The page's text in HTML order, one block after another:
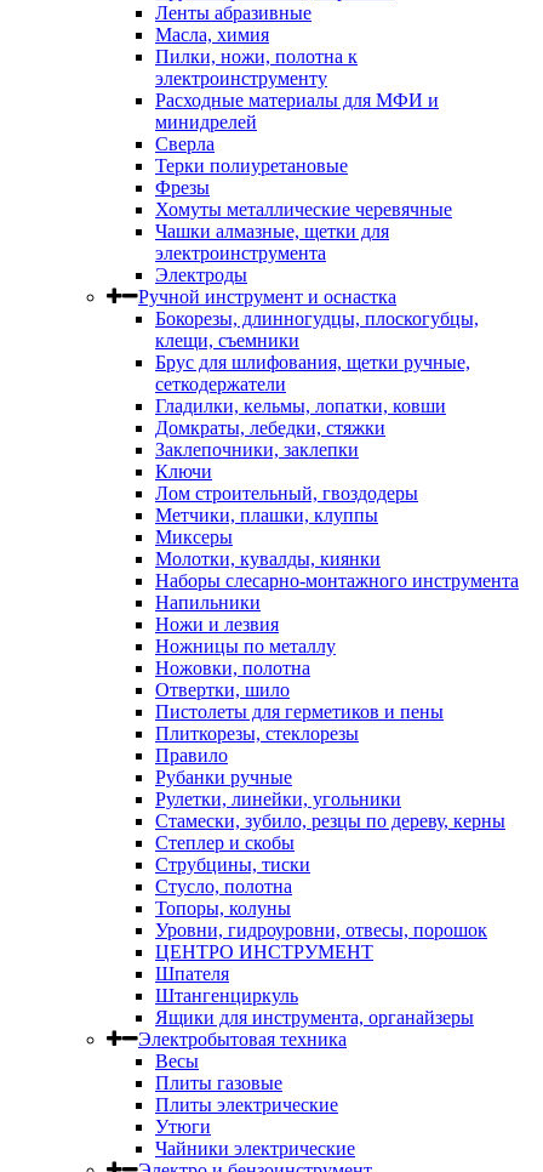
Ленты абразивные
Масла, химия
Пилки, ножи, полотна к
электроинструменту
Расходные материалы для МФИ и
минидрелей
Сверла
Терки полиуретановые
Фрезы
Хомуты металлические черевячные
Чашки алмазные, щетки для
электроинструмента
Электроды
Ручной инструмент и оснастка
Бокорезы, длинногудцы, плоскогубцы,
клещи, съемники
Брус для шлифования, щетки ручные,
сеткодержатели
Гладилки, кельмы, лопатки, ковши
Домкраты, лебедки, стяжки
Заклепочники, заклепки
Ключи
Лом строительный, гвоздодеры
Метчики, плашки, клуппы
Миксеры
Молотки, кувалды, киянки
Наборы слесарно-монтажного инструмента
Напильники
Ножи и лезвия
Ножницы по металлу
Ножовки, полотна
Отвертки, шило
Пистолеты для герметиков и пены
Плиткорезы, стеклорезы
Правило
Рубанки ручные
Рулетки, линейки, угольники
Стамески, зубило, резцы по дереву, керны
Степлер и скобы
Струбцины, тиски
Стусло, полотна
Топоры, колуны
Уровни, гидроуровни, отвесы, порошок
ЦЕНТРО ИНСТРУМЕНТ
Шпателя
Штангенциркуль
Ящики для инструмента, органайзеры
Электробытовая техника
Весы
Плиты газовые
Плиты электрические
Утюги
Чайники электрические